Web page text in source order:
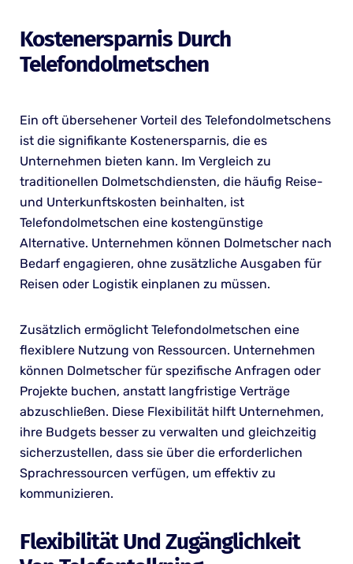
Kostenersparnis Durch
Telefondolmetschen
Ein oft übersehener Vorteil des Telefondolmetschens
ist die signifikante Kostenersparnis, die es
Unternehmen bieten kann. Im Vergleich zu
traditionellen Dolmetschdiensten, die häufig Reise-
und Unterkunftskosten beinhalten, ist
Telefondolmetschen eine kostengünstige
Alternative. Unternehmen können Dolmetscher nach
Bedarf engagieren, ohne zusätzliche Ausgaben für
Reisen oder Logistik einplanen zu müssen.
Zusätzlich ermöglicht Telefondolmetschen eine
flexiblere Nutzung von Ressourcen. Unternehmen
können Dolmetscher für spezifische Anfragen oder
Projekte buchen, anstatt langfristige Verträge
abzuschließen. Diese Flexibilität hilft Unternehmen,
ihre Budgets besser zu verwalten und gleichzeitig
sicherzustellen, dass sie über die erforderlichen
Sprachressourcen verfügen, um effektiv zu
kommunizieren.
Flexibilität Und Zugänglichkeit